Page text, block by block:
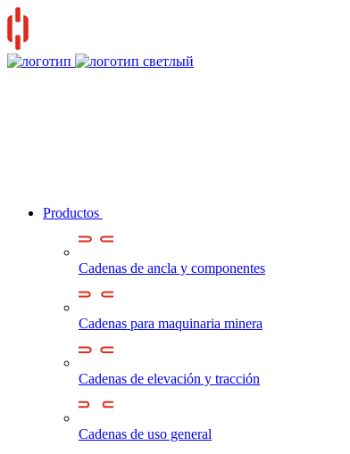
Productos
Cadenas de ancla y componentes
Cadenas para maquinaria minera
Cadenas de elevación y tracción
Cadenas de uso general